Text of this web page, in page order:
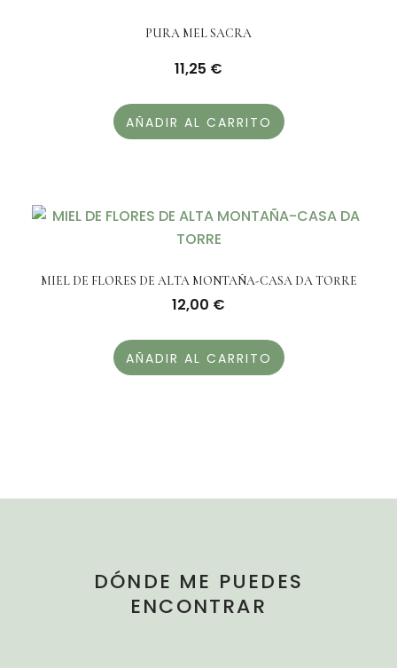
PURA MEL SACRA
11,25 €
AÑADIR AL CARRITO
MIEL DE FLORES DE ALTA MONTAÑA-CASA DA TORRE
12,00 €
AÑADIR AL CARRITO
DÓNDE ME PUEDES
ENCONTRAR